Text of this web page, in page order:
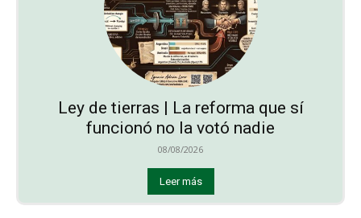
Ley de tierras | La reforma que sí
funcionó no la votó nadie
08/08/2026
Leer más